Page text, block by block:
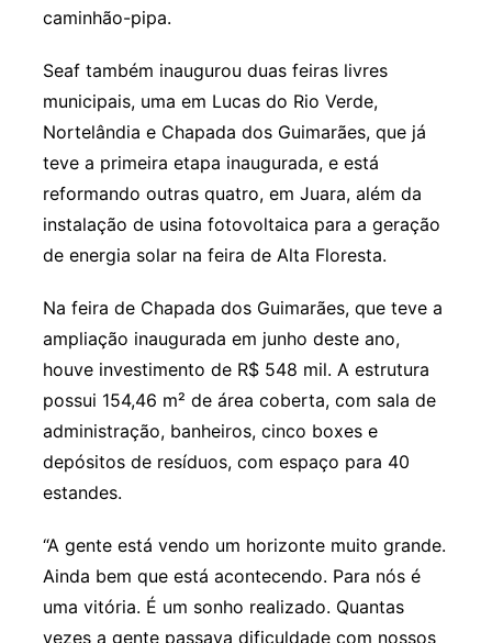
caminhão-pipa.
Seaf também inaugurou duas feiras livres
municipais, uma em Lucas do Rio Verde,
Nortelândia e Chapada dos Guimarães, que já
teve a primeira etapa inaugurada, e está
reformando outras quatro, em Juara, além da
instalação de usina fotovoltaica para a geração
de energia solar na feira de Alta Floresta.
Na feira de Chapada dos Guimarães, que teve a
ampliação inaugurada em junho deste ano,
houve investimento de R$ 548 mil. A estrutura
possui 154,46 m² de área coberta, com sala de
administração, banheiros, cinco boxes e
depósitos de resíduos, com espaço para 40
estandes.
“A gente está vendo um horizonte muito grande.
Ainda bem que está acontecendo. Para nós é
uma vitória. É um sonho realizado. Quantas
vezes a gente passava dificuldade com nossos